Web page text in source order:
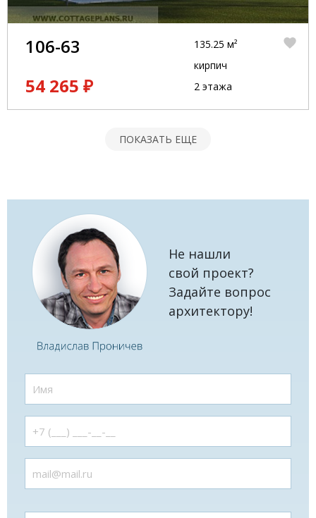
106-63
54 265 ₽
135.25 м²
кирпич
2 этажа
ПОКАЗАТЬ ЕЩЕ
Не нашли
свой проект?
Задайте вопрос
архитектору!